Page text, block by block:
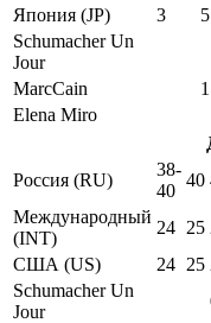
Япония (JP)
3 5
Schumacher Un
Jour
MarcCain
1
Elena Miro
Россия (RU)
38-
40
40
Международный
(INT)
24 25
США (US)
24 25
Schumacher Un
Jour